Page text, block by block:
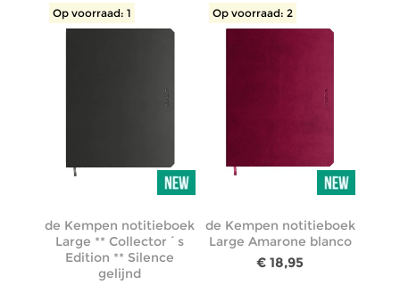
Op voorraad: 1
de Kempen notitieboek
Large ** Collector´s
Edition ** Silence
gelijnd
Op voorraad: 2
de Kempen notitieboek
Large Amarone blanco
€ 18,95